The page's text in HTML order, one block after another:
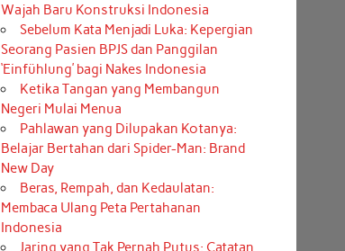
Wajah Baru Konstruksi Indonesia
Sebelum Kata Menjadi Luka: Kepergian
Seorang Pasien BPJS dan Panggilan
‘Einfühlung’ bagi Nakes Indonesia
Ketika Tangan yang Membangun
Negeri Mulai Menua
Pahlawan yang Dilupakan Kotanya:
Belajar Bertahan dari Spider-Man: Brand
New Day
Beras, Rempah, dan Kedaulatan:
Membaca Ulang Peta Pertahanan
Indonesia
Jaring yang Tak Pernah Putus: Catatan